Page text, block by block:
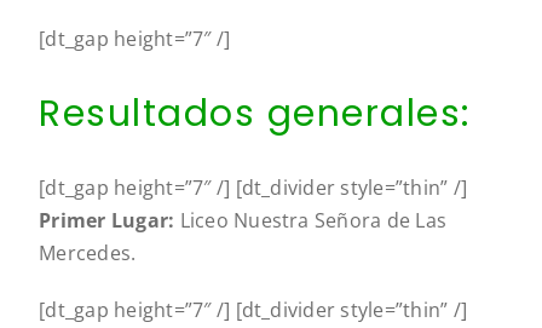
[dt_gap height=”7″ /]
Resultados generales:
[dt_gap height=”7″ /] [dt_divider style=”thin” /]
Primer Lugar: Liceo Nuestra Señora de Las
Mercedes.
[dt_gap height=”7″ /] [dt_divider style=”thin” /]